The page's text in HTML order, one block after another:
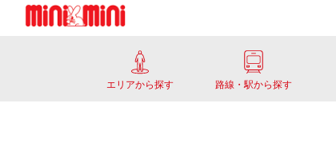
エリアから探す 路線・駅から探す